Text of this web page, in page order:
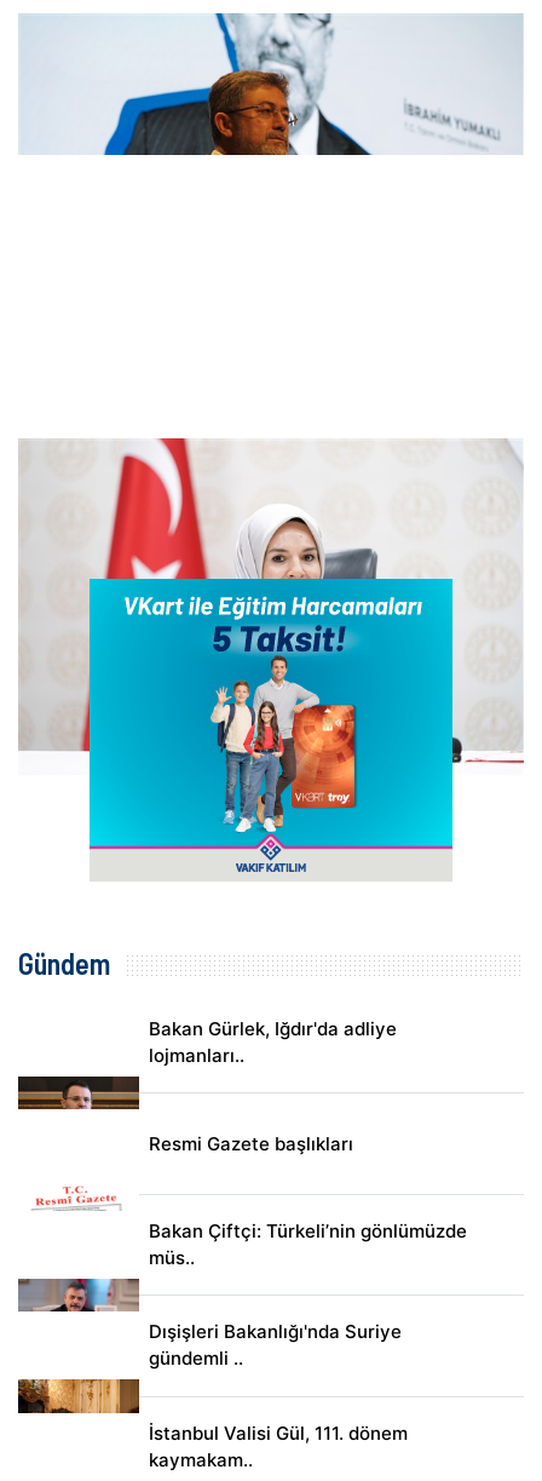
Bakan Yumaklı: Mücadelemiz Yeşil
Vatan'daki her canı korumaktır
Bakan Göktaş: Bahçelievler Sosyal Hizmet
Kampüsü'nde yeni hizmet birimleri açıldı
Gündem
Bakan Gürlek, Iğdır'da adliye
lojmanları..
Resmi Gazete başlıkları
Bakan Çiftçi: Türkeli’nin gönlümüzde
müs..
Dışişleri Bakanlığı'nda Suriye
gündemli ..
İstanbul Valisi Gül, 111. dönem
kaymakam..